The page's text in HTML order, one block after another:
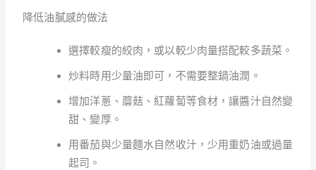
降低油膩感的做法
選擇較瘦的絞肉，或以較少肉量搭配較多蔬菜。
炒料時用少量油即可，不需要整鍋油潤。
增加洋蔥、蘑菇、紅蘿蔔等食材，讓醬汁自然變
甜、變厚。
用番茄與少量麵水自然收汁，少用重奶油或過量
起司。